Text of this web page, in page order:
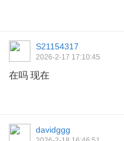
S21154317
2026-2-17 17:10:45
在吗 现在
davidggg